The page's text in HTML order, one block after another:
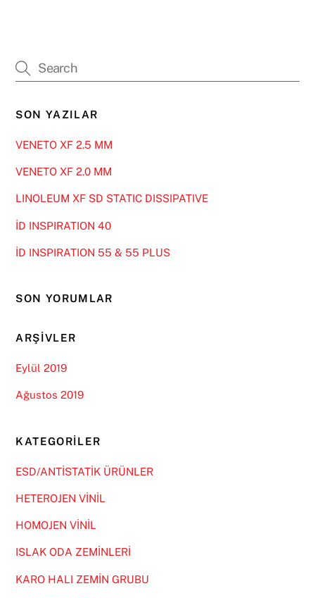
SON YAZILAR
VENETO XF 2.5 MM
VENETO XF 2.0 MM
LINOLEUM XF SD STATIC DISSIPATIVE
İD INSPIRATION 40
İD INSPIRATION 55 & 55 PLUS
SON YORUMLAR
ARŞIVLER
Eylül 2019
Ağustos 2019
KATEGORILER
ESD/ANTİSTATİK ÜRÜNLER
HETEROJEN VİNİL
HOMOJEN VİNİL
ISLAK ODA ZEMİNLERİ
KARO HALI ZEMİN GRUBU